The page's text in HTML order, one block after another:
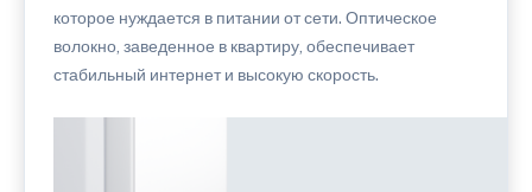
которое нуждается в питании от сети. Оптическое
волокно, заведенное в квартиру, обеспечивает
стабильный интернет и высокую скорость.